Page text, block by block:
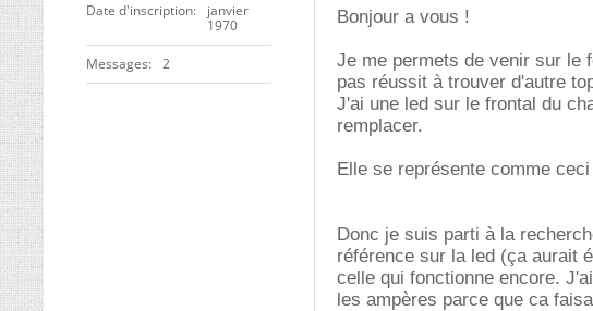
Date d'inscription
janvier
1970
Messages 2
Bonjour a vous !
Je me permets de venir sur le
pas réussit à trouver d'autre
J'ai une led sur le frontal du
remplacer.
Elle se représente comme ceci
Donc je suis parti à la
référence sur la led (ça aurait
celle qui fonctionne encore.
les ampères parce que ca